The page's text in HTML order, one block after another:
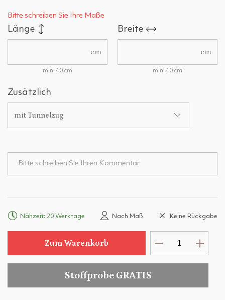
Bitte schreiben Sie Ihre Maße
Länge
cm
min: 40 cm
Breite
cm
min: 40 cm
Zusätzlich
mit Tunnelzug
Nähzeit: 20 Werktage Nach Maß Keine Rückgabe
Zum Warenkorb
Stoffprobe GRATIS